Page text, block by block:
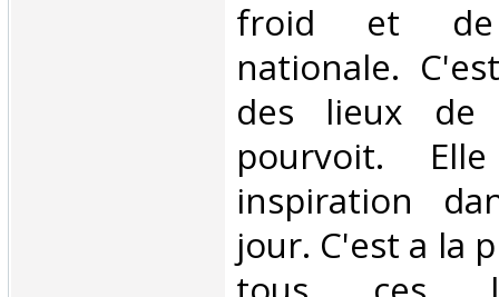
froid et
nationale.
des lieux
pourvoit.
inspiration
jour. C'est a la